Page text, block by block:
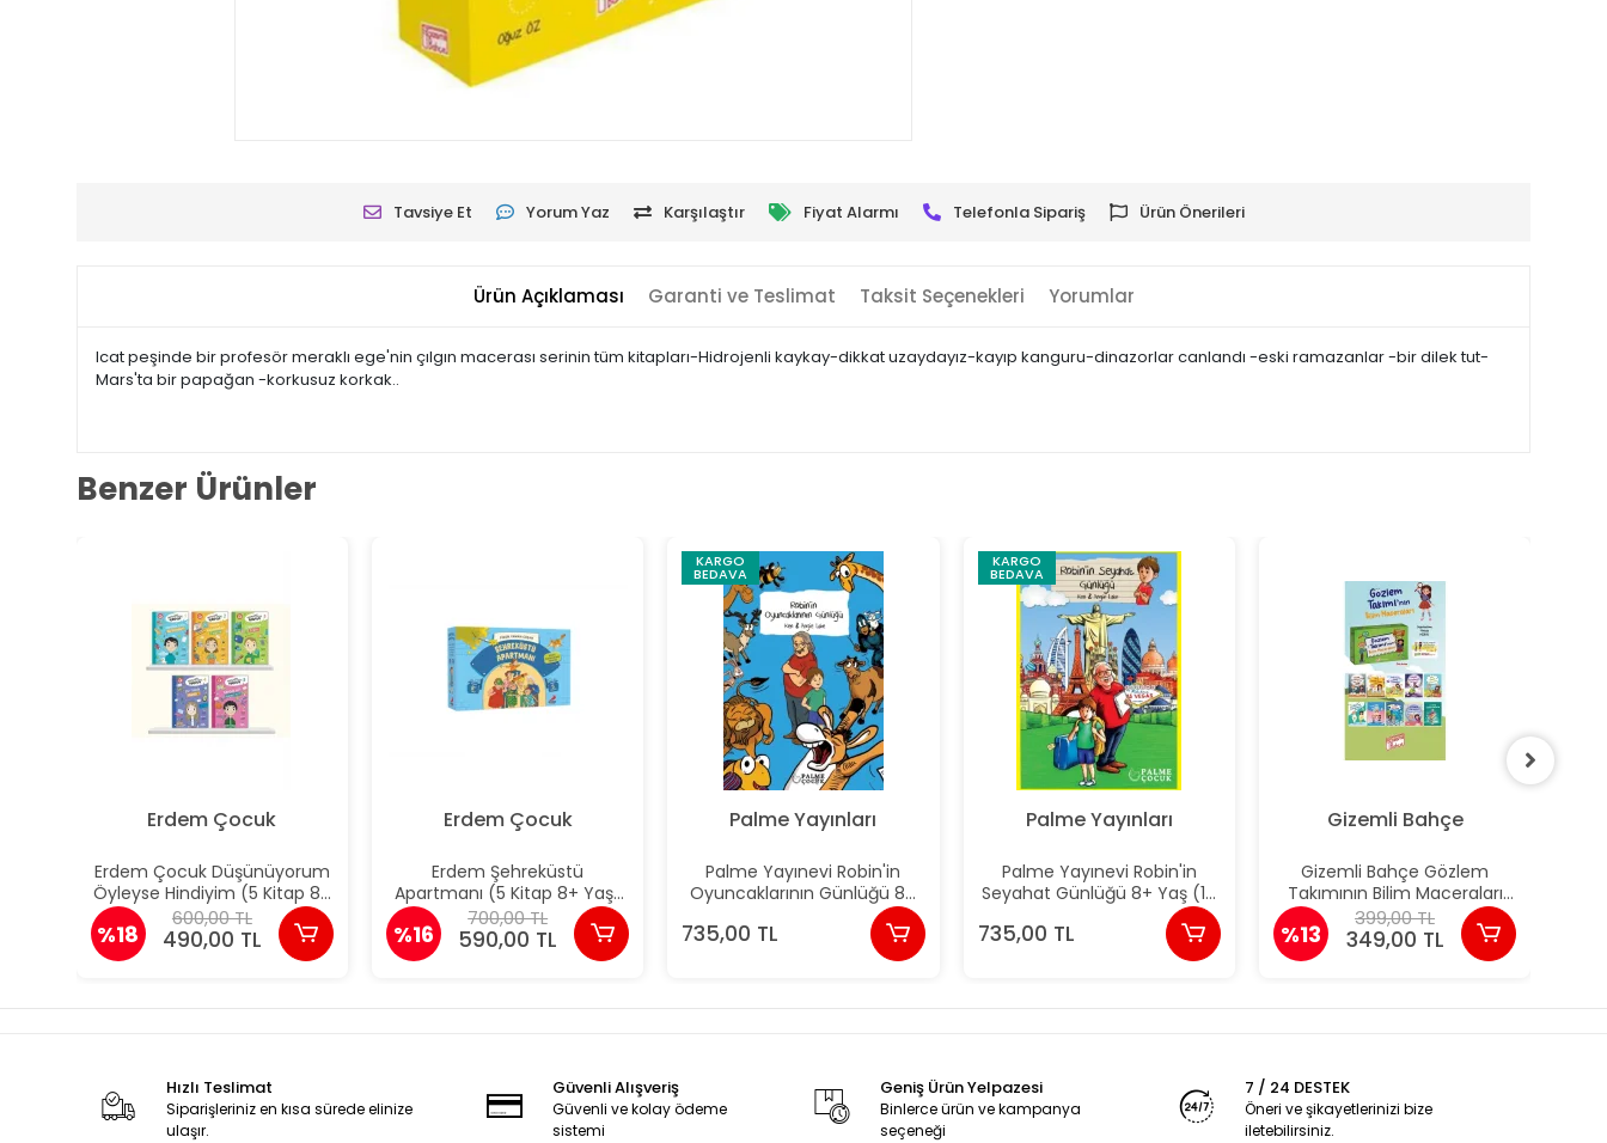
Tavsiye Et Yorum Yaz Karşılaştır Fiyat Alarmı Telefonla Sipariş Ürün Önerileri
Ürün Açıklaması Garanti ve Teslimat Taksit Seçenekleri Yorumlar
Icat peşinde bir profesör meraklı ege'nin çılgın macerası serinin tüm kitapları-Hidrojenli kaykay-dikkat uzaydayız-kayıp kanguru-dinazorlar canlandı -eski ramazanlar -bir dilek tut-
Mars'ta bir papağan -korkusuz korkak..
Benzer Ürünler
Erdem Çocuk
Erdem Çocuk Düşünüyorum
Öyleyse Hindiyim (5 Kitap 8+
Yaş)
%18
600,00 TL
490,00 TL
Erdem Çocuk
Erdem Şehreküstü
Apartmanı (5 Kitap 8+ Yaş)
Figen Yaman Coşar
%16
700,00 TL
590,00 TL
KARGO
BEDAVA
Palme Yayınları
Palme Yayınevi Robin'in
Oyuncaklarının Günlüğü 8+
735,00 TL
KARGO
BEDAVA
Palme Yayınları
Palme Yayınevi Robin'in
Seyahat Günlüğü 8+ Yaş (10
735,00 TL
Gizemli Bahçe
Gizemli Bahçe Gözlem
Takımının Bilim Maceraları
(64 Sayfa'lık)
%13
399,00 TL
349,00 TL
Hızlı Teslimat
Siparişleriniz en kısa sürede elinize
ulaşır.
Güvenli Alışveriş
Güvenli ve kolay ödeme
sistemi
Geniş Ürün Yelpazesi
Binlerce ürün ve kampanya
seçeneği
7 / 24 DESTEK
Öneri ve şikayetlerinizi bize
iletebilirsiniz.